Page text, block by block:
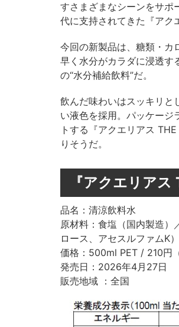
すさまざまなシーンをサポ
代に支持されてきた『アク
今回の新製品は、糖類・カ
早く水分がカラダに浸透す
の“水分補給飲料”だ。
飲んだ味わいはスッキリと
い液色を採用。パッケージ
トする『アクエリアス
りそうだ。
『アクエリア
品名：清涼飲料水
原材料：食塩（国内製造）
ロース、アセスルファムK
価格：500ml PET / 210円（
発売日：2026年4月27日
販売地域 ：全国